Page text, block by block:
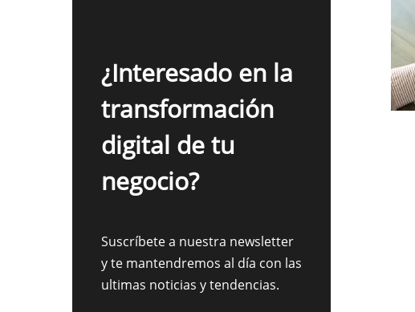
¿Interesado en la
transformación
digital de tu
negocio?
Suscríbete a nuestra newsletter
y te mantendremos al día con las
ultimas noticias y tendencias.